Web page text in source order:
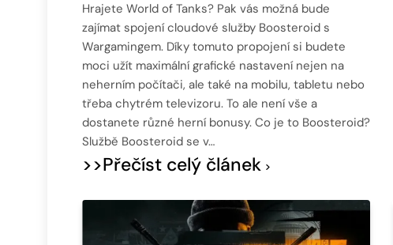
Hrajete World of Tanks? Pak vás možná bude
zajímat spojení cloudové služby Boosteroid s
Wargamingem. Díky tomuto propojení si budete
moci užít maximální grafické nastavení nejen na
neherním počítači, ale také na mobilu, tabletu nebo
třeba chytrém televizoru. To ale není vše a
dostanete různé herní bonusy. Co je to Boosteroid?
Službě Boosteroid se v…
>>Přečíst celý článek